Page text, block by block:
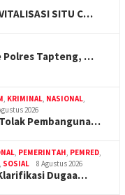
SITU C…
Polres Tapteng, …
, KRIMINAL, NASIONAL,
2026
Pembanguna…
, PEMERINTAH, PEMRED,
, SOSIAL 8 Agustus 2026
Dugaa…